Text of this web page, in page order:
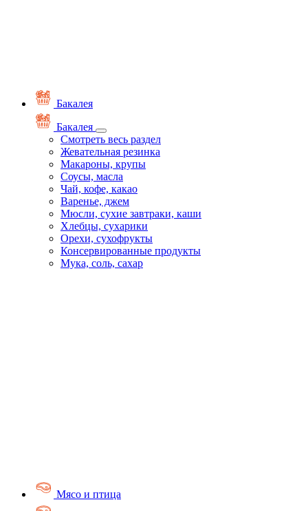
Бакалея
Бакалея
Смотреть весь раздел
Жевательная резинка
Макароны, крупы
Соусы, масла
Чай, кофе, какао
Варенье, джем
Мюсли, сухие завтраки, каши
Хлебцы, сухарики
Орехи, сухофрукты
Консервированные продукты
Мука, соль, сахар
Мясо и птица